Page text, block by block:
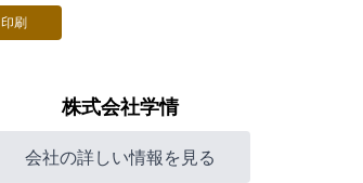
印刷
株式会社学情
会社の詳しい情報を見る